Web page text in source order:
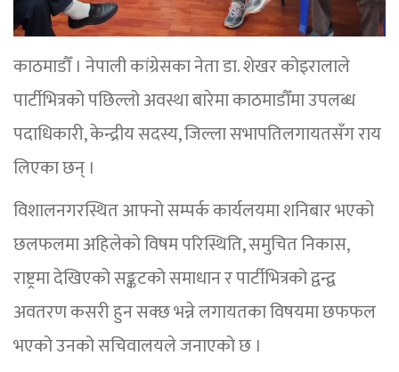
काठमाडौँ । नेपाली कांग्रेसका नेता डा. शेखर कोइरालाले
पार्टीभित्रको पछिल्लो अवस्था बारेमा काठमाडौँमा उपलब्ध
पदाधिकारी, केन्द्रीय सदस्य, जिल्ला सभापतिलगायतसँग राय
लिएका छन् ।
विशालनगरस्थित आफ्नो सम्पर्क कार्यलयमा शनिबार भएको
छलफलमा अहिलेको विषम परिस्थिति, समुचित निकास,
राष्ट्रमा देखिएको सङ्कटको समाधान र पार्टीभित्रको द्वन्द्व
अवतरण कसरी हुन सक्छ भन्ने लगायतका विषयमा छफफल
भएको उनको सचिवालयले जनाएको छ ।